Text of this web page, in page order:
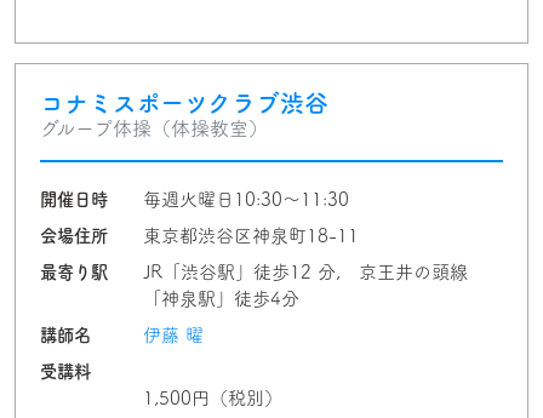
コナミスポーツクラブ渋谷
グループ体操（体操教室）
開催日時
毎週火曜日10:30〜11:30
会場住所
東京都渋谷区神泉町18-11
最寄り駅
JR「渋谷駅」徒歩12 分, 京王井の頭線
「神泉駅」徒歩4分
講師名
伊藤 曜
受講料
1,500円（税別）